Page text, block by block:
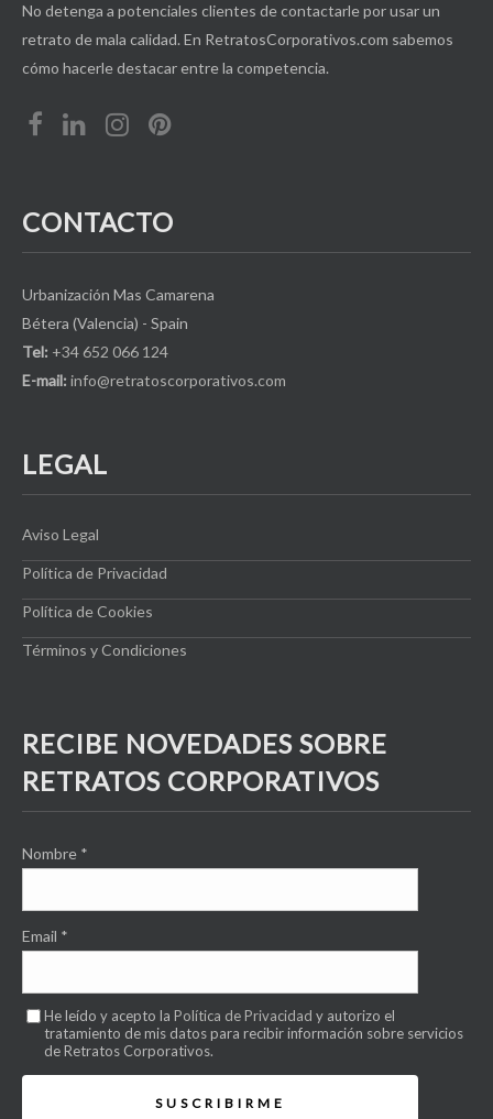
No detenga a potenciales clientes de contactarle por usar un
retrato de mala calidad. En RetratosCorporativos.com sabemos
cómo hacerle destacar entre la competencia.
CONTACTO
Urbanización Mas Camarena
Bétera (Valencia) - Spain
Tel: +34 652 066 124
E-mail: info@retratoscorporativos.com
LEGAL
Aviso Legal
Política de Privacidad
Política de Cookies
Términos y Condiciones
RECIBE NOVEDADES SOBRE
RETRATOS CORPORATIVOS
Nombre *
Email *
He leído y acepto la Política de Privacidad y autorizo el
tratamiento de mis datos para recibir información sobre servicios
de Retratos Corporativos.
SUSCRIBIRME